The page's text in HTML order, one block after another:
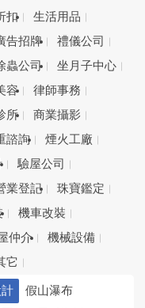
扣
生活用品
告招牌
禮儀公司
蟲公司
坐月子中心
容
律師事務
所
商業攝影
諮詢
煙火工廠
驗屋公司
業登記
珠寶鑑定
機車改裝
仲介
機械設備
它
假山瀑布